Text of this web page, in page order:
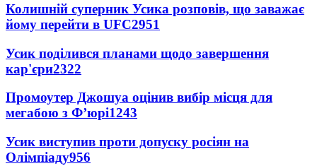
Колишній суперник Усика розповів, що заважає
йому перейти в UFC2951
Усик поділився планами щодо завершення
кар'єри2322
Промоутер Джошуа оцінив вибір місця для
мегабою з Ф’юрі1243
Усик виступив проти допуску росіян на
Олімпіаду956